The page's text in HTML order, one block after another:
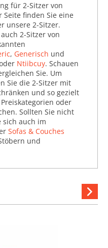
für 2-Sitzer von
Seite finden Sie eine
unsere 2-Sitzer.
2-Sitzer von
, Generisch und
Ntiibcuy. Schauen
Sie. Um
Sie die 2-Sitzer mit
und so gezielt
oder
Sollten Sie nicht
sich auch im
Sofas & Couches
und